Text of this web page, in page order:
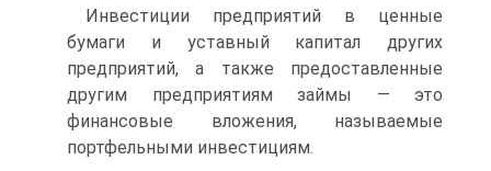
Инвестиции предприятий в ценные
бумаги и уставный капитал других
предприятий, а также предоставленные
другим предприяти­ям займы — это
финансовые вложения, называемые
портфельными инвестициям.